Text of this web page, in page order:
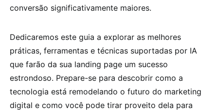
conversão significativamente maiores.
Dedicaremos este guia a explorar as melhores
práticas, ferramentas e técnicas suportadas por IA
que farão da sua landing page um sucesso
estrondoso. Prepare-se para descobrir como a
tecnologia está remodelando o futuro do marketing
digital e como você pode tirar proveito dela para